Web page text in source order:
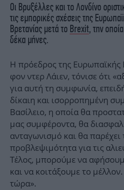
Οι Βρυξέλλες και το Λονδίνο
τις εμπορικές σχέσεις της
Βρετανίας μετά το Brexit, την
δέκα μήνες.
Η πρόεδρος της
φον ντερ Λάιεν, τόνισε ότι
για αυτή τη συμφωνία,
δίκαιη και ισορροπημένη
Βασίλειο, η οποία θα
μας συμφέροντα, θα
ανταγωνισμό και θα παρέχει
προβλεψιμότητα για τις
Τέλος, μπορούμε να
και να κοιτάξουμε το
τώρα».